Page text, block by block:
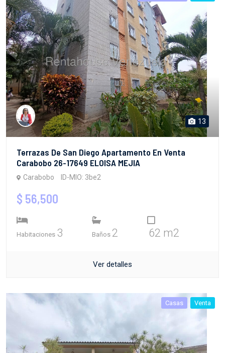
13
Terrazas De San Diego Apartamento En Venta
Carabobo 26-17649 ELOISA MEJIA
Carabobo ID-MIO: 3be2
$ 56,500
Habitaciones 3 Baños 2 62 m2
Ver detalles
Casas Venta